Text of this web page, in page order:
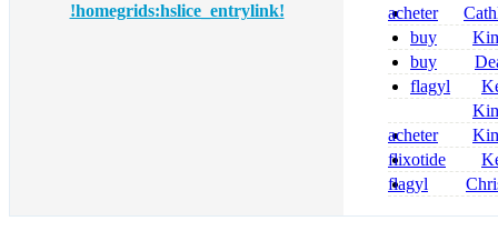
!homegrids:hslice_entrylink!
acheter
dapsone site
buy
zolpidem usa
buy
pregabalin
pregabalin
flagyl
online
bestellen
nolvadex
nolvadex
acheter
celebrex
flixotide
junior kaufen
flagyl